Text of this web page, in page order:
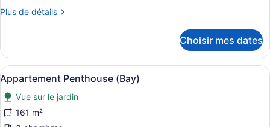
de
Plus de détails
Plus
Villa
Choisir mes dates
Afficher
toutes
les
photos
Bureau, espace de travail pour
9
Appartement Penthouse (Bay)
Vue sur le jardin
161 m²